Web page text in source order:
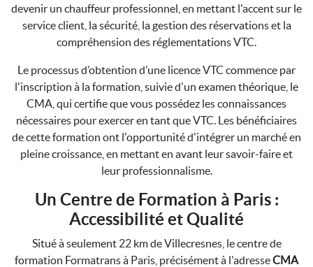
devenir un chauffeur professionnel, en mettant l'accent sur le
service client, la sécurité, la gestion des réservations et la
compréhension des réglementations VTC.
Le processus d’obtention d’une licence VTC commence par
l'inscription à la formation, suivie d'un examen théorique, le
CMA, qui certifie que vous possédez les connaissances
nécessaires pour exercer en tant que VTC. Les bénéficiaires
de cette formation ont l'opportunité d'intégrer un marché en
pleine croissance, en mettant en avant leur savoir-faire et
leur professionnalisme.
Un Centre de Formation à Paris :
Accessibilité et Qualité
Situé à seulement 22 km de Villecresnes, le centre de
formation Formatrans à Paris, précisément à l'adresseCMA